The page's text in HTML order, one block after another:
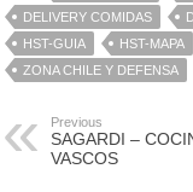
DELIVERY COMIDAS
HST-GUIA
HST-MAPA
ZONA CHILE Y DEFENSA
Previous
SAGARDI –
VASCOS